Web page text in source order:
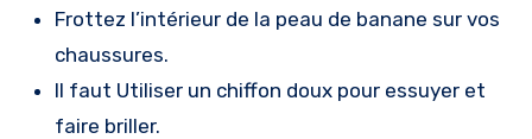
Frottez l’intérieur de la peau de banane sur vos
chaussures.
Il faut Utiliser un chiffon doux pour essuyer et
faire briller.